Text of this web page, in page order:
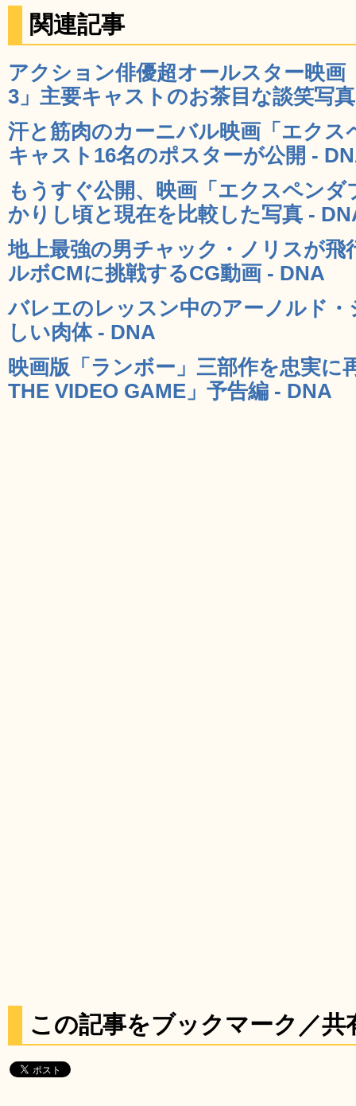
関連記事
アクション俳優超オールスター映
3」主要キャストのお茶目な談笑写
汗と筋肉のカーニバル映画「エクス
キャスト16名のポスターが公開 -
もうすぐ公開、映画「エクスペン
かりし頃と現在を比較した写真 -
地上最強の男チャック・ノリスが飛
ルボCMに挑戦するCG動画 - DNA
バレエのレッスン中のアーノルド
しい肉体 - DNA
映画版「ランボー」三部作を忠実に
THE VIDEO GAME」予告編 - DNA
この記事をブックマーク／共